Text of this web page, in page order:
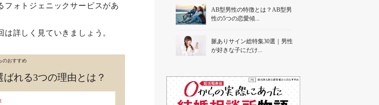
フォトジェニックサービスがあ
詳しく見ていきましょう。
のおすすめ
ばれる3つの理由とは？
AB型男性の特徴とは？AB型男
性の5つの恋愛傾...
脈ありサイン総特集30選｜男性
が好きな子にだけ...